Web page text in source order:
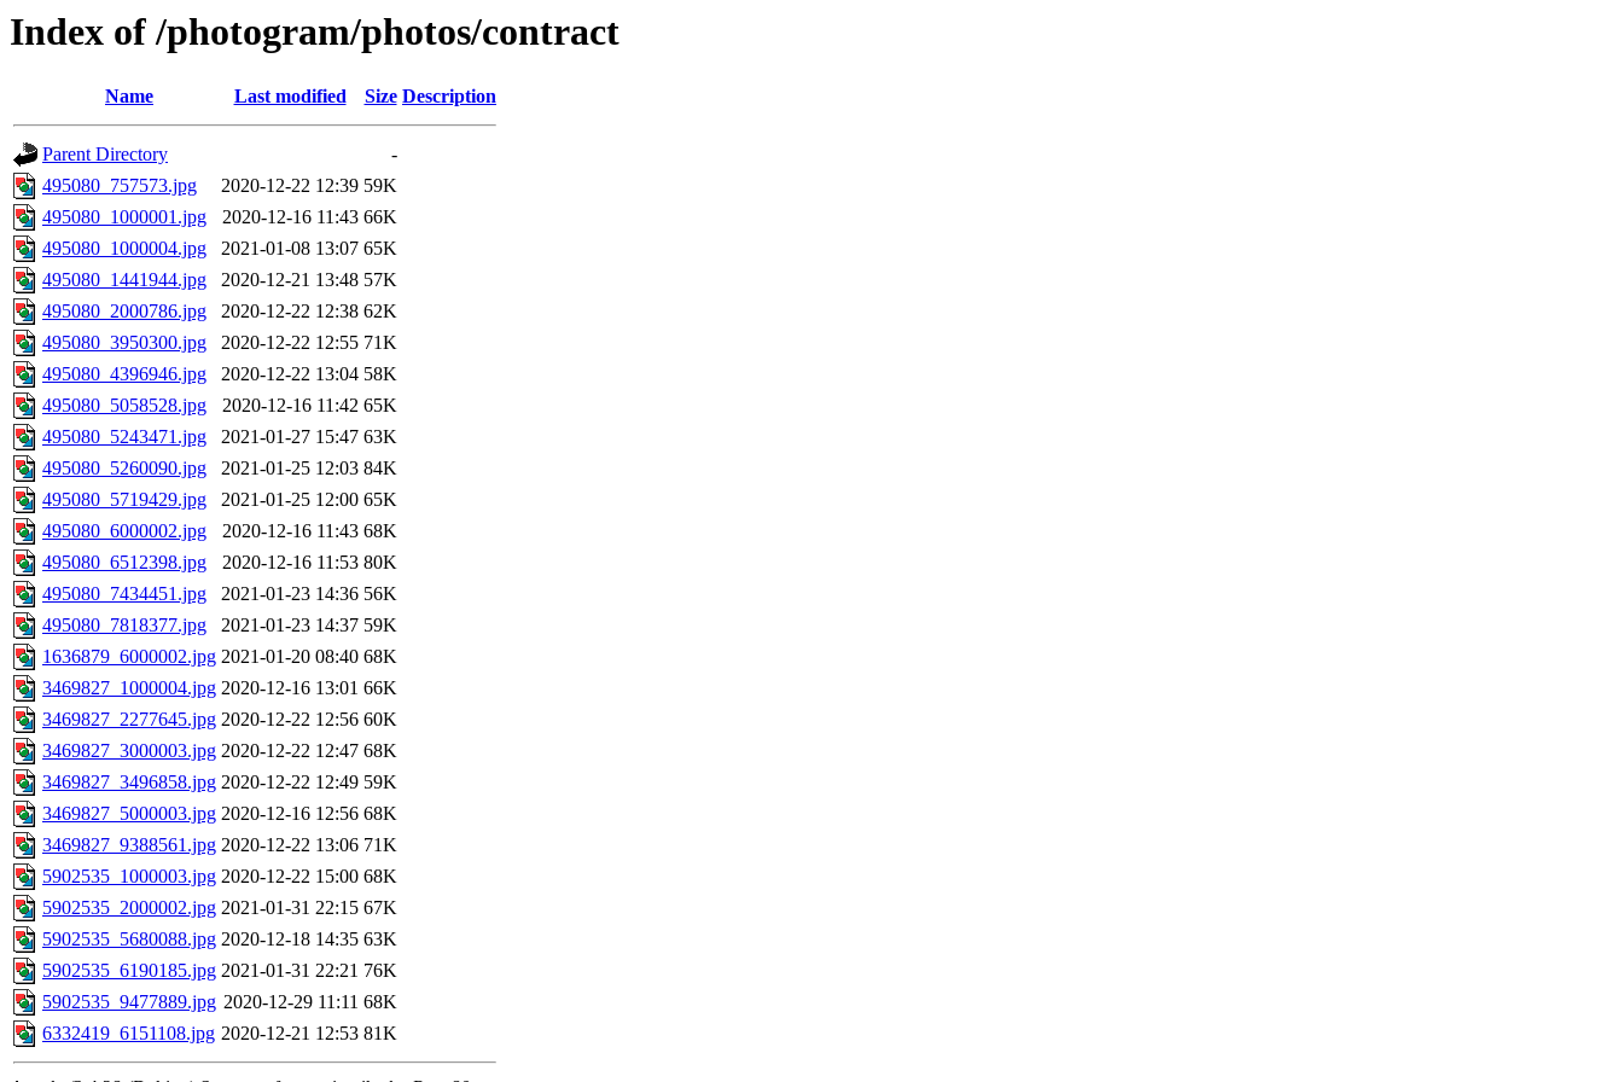
Index of /photogram/photos/contract
Name Last modified Size Description
Parent Directory
-
495080_757573.jpg
2020-12-22 12:39 59K
495080_1000001.jpg
2020-12-16 11:43 66K
495080_1000004.jpg
2021-01-08 13:07 65K
495080_1441944.jpg
2020-12-21 13:48 57K
495080_2000786.jpg
2020-12-22 12:38 62K
495080_3950300.jpg
2020-12-22 12:55 71K
495080_4396946.jpg
2020-12-22 13:04 58K
495080_5058528.jpg
2020-12-16 11:42 65K
495080_5243471.jpg
2021-01-27 15:47 63K
495080_5260090.jpg
2021-01-25 12:03 84K
495080_5719429.jpg
2021-01-25 12:00 65K
495080_6000002.jpg
2020-12-16 11:43 68K
495080_6512398.jpg
2020-12-16 11:53 80K
495080_7434451.jpg
2021-01-23 14:36 56K
495080_7818377.jpg
2021-01-23 14:37 59K
1636879_6000002.jpg 2021-01-20 08:40 68K
3469827_1000004.jpg 2020-12-16 13:01 66K
3469827_2277645.jpg 2020-12-22 12:56 60K
3469827_3000003.jpg 2020-12-22 12:47 68K
3469827_3496858.jpg 2020-12-22 12:49 59K
3469827_5000003.jpg 2020-12-16 12:56 68K
3469827_9388561.jpg 2020-12-22 13:06 71K
5902535_1000003.jpg 2020-12-22 15:00 68K
5902535_2000002.jpg 2021-01-31 22:15 67K
5902535_5680088.jpg 2020-12-18 14:35 63K
5902535_6190185.jpg 2021-01-31 22:21 76K
5902535_9477889.jpg 2020-12-29 11:11 68K
6332419_6151108.jpg 2020-12-21 12:53 81K